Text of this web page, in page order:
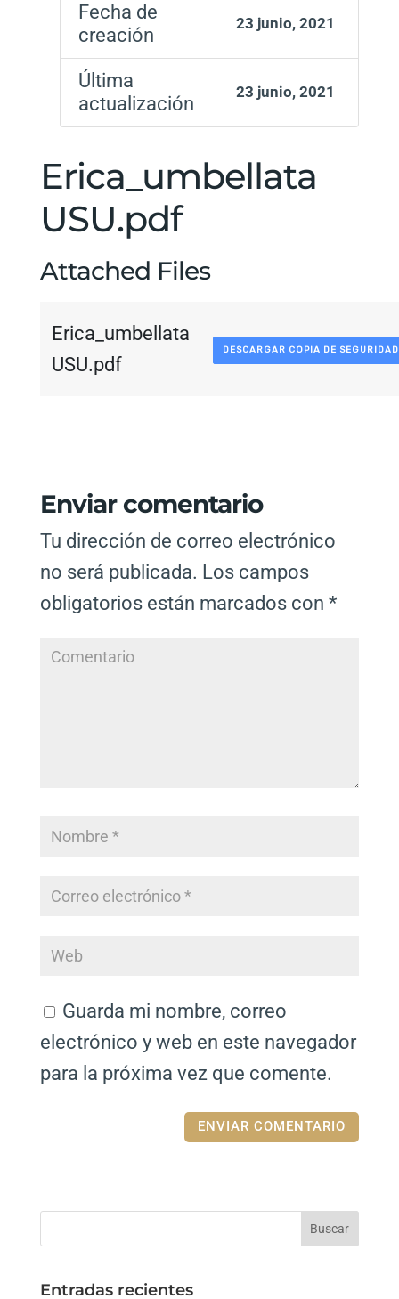
Fecha de
creación
23 junio, 2021
Última
actualización
23 junio, 2021
Erica_umbellata
USU.pdf
Attached Files
Erica_umbellata
USU.pdf
DESCARGAR COPIA DE SEGURIDAD
Enviar comentario
Tu dirección de correo electrónico
no será publicada. Los campos
obligatorios están marcados con *
Guarda mi nombre, correo
electrónico y web en este navegador
para la próxima vez que comente.
Entradas recientes